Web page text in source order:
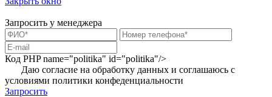
Запросить у менеджера
Код PHPname="politika" id="politika"/>
Даю согласие на обработку данных и соглашаюсь с
условиями политики конфеденциальности
Запросить